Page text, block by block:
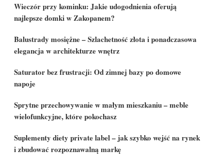
Wieczór przy kominku: Jakie udogodnienia oferują
najlepsze domki w Zakopanem?
Balustrady mosiężne – Szlachetność złota i ponadczasowa
elegancja w architekturze wnętrz
Saturator bez frustracji: Od zimnej bazy po domowe
napoje
Sprytne przechowywanie w małym mieszkaniu – meble
wielofunkcyjne, które pokochasz
Suplementy diety private label – jak szybko wejść na rynek
i zbudować rozpoznawalną markę